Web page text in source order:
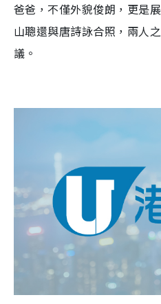
爸爸，不僅外貌俊朗，更是
山聰還與唐詩詠合照，兩人
議。